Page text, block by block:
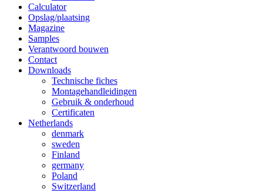
Calculator
Opslag/plaatsing
Magazine
Samples
Verantwoord bouwen
Contact
Downloads
Technische fiches
Montagehandleidingen
Gebruik & onderhoud
Certificaten
Netherlands
denmark
sweden
Finland
germany
Poland
Switzerland